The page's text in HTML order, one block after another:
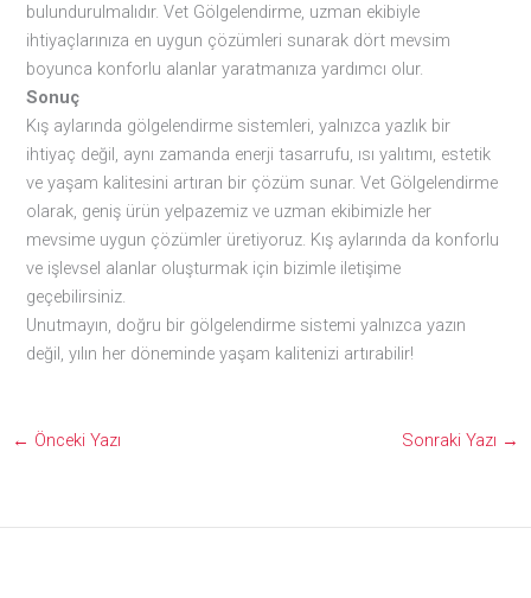
bulundurulmalıdır. Vet Gölgelendirme, uzman ekibiyle
ihtiyaçlarınıza en uygun çözümleri sunarak dört mevsim
boyunca konforlu alanlar yaratmanıza yardımcı olur.
Sonuç
Kış aylarında gölgelendirme sistemleri, yalnızca yazlık bir
ihtiyaç değil, aynı zamanda enerji tasarrufu, ısı yalıtımı, estetik
ve yaşam kalitesini artıran bir çözüm sunar. Vet Gölgelendirme
olarak, geniş ürün yelpazemiz ve uzman ekibimizle her
mevsime uygun çözümler üretiyoruz. Kış aylarında da konforlu
ve işlevsel alanlar oluşturmak için bizimle iletişime
geçebilirsiniz.
Unutmayın, doğru bir gölgelendirme sistemi yalnızca yazın
değil, yılın her döneminde yaşam kalitenizi artırabilir!
← Önceki Yazı Sonraki Yazı →